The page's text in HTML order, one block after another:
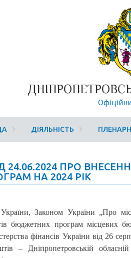
ДІЯЛЬНІСТЬ
ПРО
НА 2024 РІК
Законом України „Про
бюджетних програм місцевих
фінансів України від 26
– Дніпропетровській